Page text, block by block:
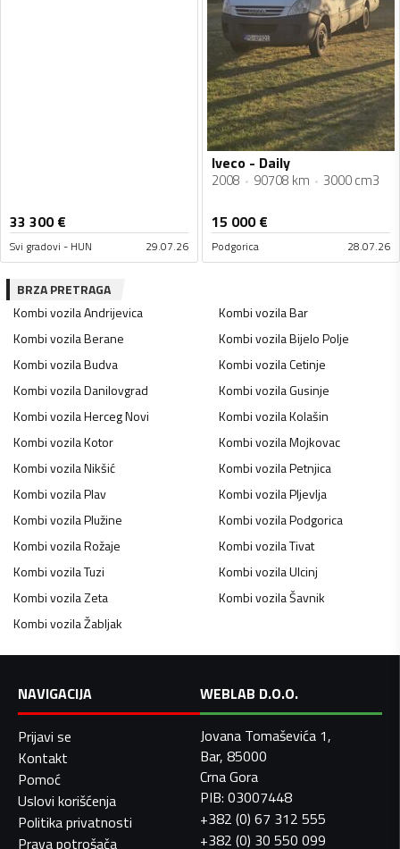
33 300€
Svi gradovi - HUN 29.07.26
Iveco - Daily
2008 90708 km 3000 cm3
15 000€
Podgorica 28.07.26
BRZA PRETRAGA
Kombi vozilaAndrijevica Kombi vozilaBar
Kombi vozilaBerane Kombi vozilaBijelo Polje
Kombi vozilaBudva Kombi vozilaCetinje
Kombi vozilaDanilovgrad Kombi vozilaGusinje
Kombi vozilaHerceg Novi Kombi vozilaKolašin
Kombi vozilaKotor Kombi vozilaMojkovac
Kombi vozilaNikšić Kombi vozilaPetnjica
Kombi vozilaPlav Kombi vozilaPljevlja
Kombi vozilaPlužine Kombi vozilaPodgorica
Kombi vozilaRožaje Kombi vozilaTivat
Kombi vozilaTuzi Kombi vozilaUlcinj
Kombi vozilaZeta Kombi vozilaŠavnik
Kombi vozilaŽabljak
NAVIGACIJA
Prijavi se
Kontakt
Pomoć
Uslovi korišćenja
Politika privatnosti
Prava potrošača
WEBLAB D.O.O.
Jovana Tomaševića 1,
Bar, 85000
Crna Gora
PIB: 03007448
+382 (0) 67 312 555
+382 (0) 30 550 099